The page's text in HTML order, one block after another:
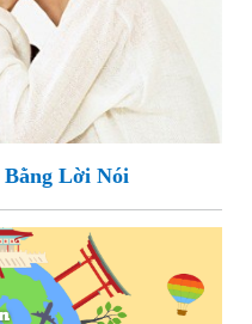
Bằng Lời Nói